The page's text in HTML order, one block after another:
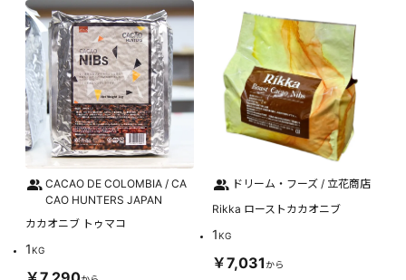
CACAO DE COLOMBIA / CA
CAO HUNTERS JAPAN
カカオニブ トゥマコ
1KG
ドリーム・フーズ / 立花商店
Rikka ローストカカオニブ
1KG
￥7,031から